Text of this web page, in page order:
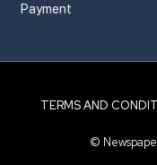
Payment
TERMS AND
©